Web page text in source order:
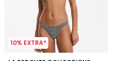
10% EXTRA*